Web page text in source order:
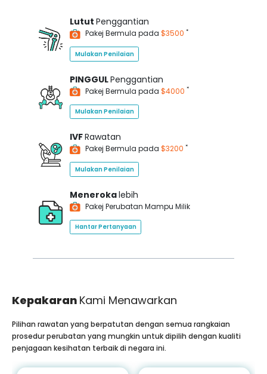
Lutut Penggantian
Pakej Bermula pada $3500 *
Mulakan Penilaian
PINGGULPenggantian
Pakej Bermula pada $4000 *
Mulakan Penilaian
IVFRawatan
Pakej Bermula pada $3200 *
Mulakan Penilaian
Menerokalebih
Pakej Perubatan Mampu Milik
Hantar Pertanyaan
Kepakaran Kami Menawarkan
Pilihan rawatan yang berpatutan dengan semua rangkaian
prosedur perubatan yang mungkin untuk dipilih dengan kualiti
penjagaan kesihatan terbaik di negara ini.